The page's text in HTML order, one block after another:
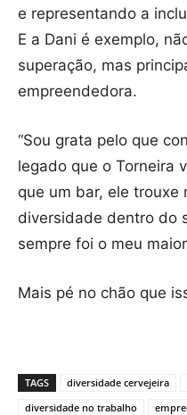
e representando a
E a Dani é exemplo,
superação, mas
empreendedora.
“Sou grata pelo que
legado que o Torneira
que um bar, ele trouxe
diversidade dentro do
sempre foi o meu
Mais pé no chão que
TAGS diversidade cervejeira
diversidade no trabalho